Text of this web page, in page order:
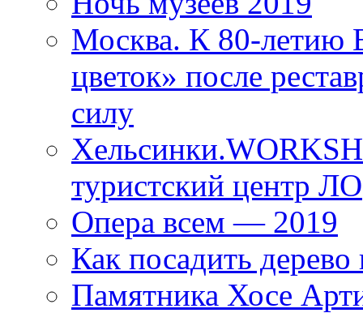
Москва. К 80-
цветок» после
силу
туристский центр ЛО
Опера всем — 2019
Как посадить дерево
Памятника Хосе